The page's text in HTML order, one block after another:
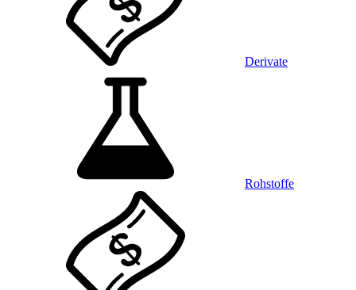
Derivate
Rohstoffe